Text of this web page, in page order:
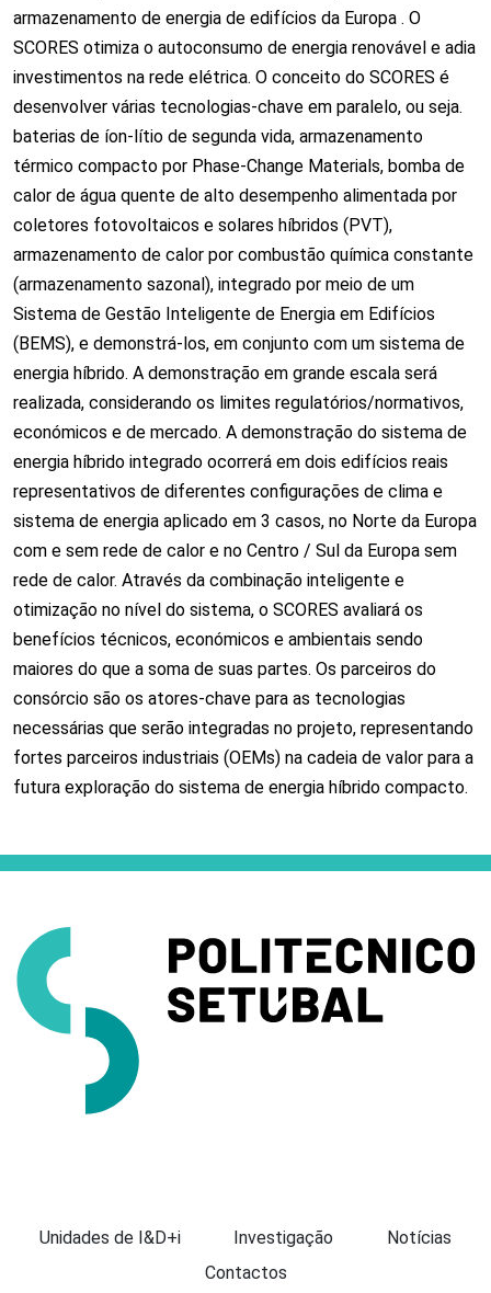
armazenamento de energia de edifícios da Europa . O
SCORES otimiza o autoconsumo de energia renovável e adia
investimentos na rede elétrica. O conceito do SCORES é
desenvolver várias tecnologias-chave em paralelo, ou seja.
baterias de íon-lítio de segunda vida, armazenamento
térmico compacto por Phase-Change Materials, bomba de
calor de água quente de alto desempenho alimentada por
coletores fotovoltaicos e solares híbridos (PVT),
armazenamento de calor por combustão química constante
(armazenamento sazonal), integrado por meio de um
Sistema de Gestão Inteligente de Energia em Edifícios
(BEMS), e demonstrá-los, em conjunto com um sistema de
energia híbrido. A demonstração em grande escala será
realizada, considerando os limites regulatórios/normativos,
económicos e de mercado. A demonstração do sistema de
energia híbrido integrado ocorrerá em dois edifícios reais
representativos de diferentes configurações de clima e
sistema de energia aplicado em 3 casos, no Norte da Europa
com e sem rede de calor e no Centro / Sul da Europa sem
rede de calor. Através da combinação inteligente e
otimização no nível do sistema, o SCORES avaliará os
benefícios técnicos, económicos e ambientais sendo
maiores do que a soma de suas partes. Os parceiros do
consórcio são os atores-chave para as tecnologias
necessárias que serão integradas no projeto, representando
fortes parceiros industriais (OEMs) na cadeia de valor para a
futura exploração do sistema de energia híbrido compacto.
Apresentação
Unidades de I&D+i Investigação
Notícias
Contactos